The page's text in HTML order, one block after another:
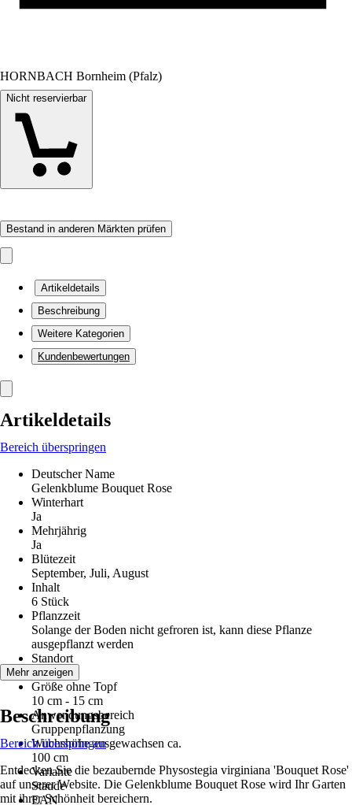
HORNBACH Bornheim (Pfalz)
Nicht reservierbar
Bestand in anderen Märkten prüfen
Artikeldetails
Beschreibung
Weitere Kategorien
Kundenbewertungen
Artikeldetails
Bereich überspringen
Deutscher Name
Gelenkblume Bouquet Rose
Winterhart
Ja
Mehrjährig
Ja
Blütezeit
September, Juli, August
Inhalt
6 Stück
Pflanzzeit
Solange der Boden nicht gefroren ist, kann diese Pflanze
ausgepflanzt werden
Standort
Sonne
Größe ohne Topf
10 cm - 15 cm
Anwendungsbereich
Gruppenpflanzung
Wuchshöhe ausgewachsen ca.
100 cm
Variante
Staude
EAN
Mehr anzeigen
Beschreibung
Bereich überspringen
Entdecken Sie die bezaubernde Physostegia virginiana 'Bouquet Rose'
auf unserer Website. Die Gelenkblume Bouquet Rose wird Ihr Garten
mit ihrer Schönheit bereichern.